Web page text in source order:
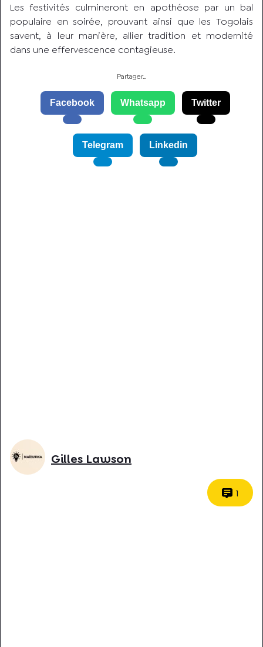
Les festivités culmineront en apothéose par un bal
populaire en soirée, prouvant ainsi que les Togolais
savent, à leur manière, allier tradition et modernité
dans une effervescence contagieuse.
Partager…
Facebook Whatsapp Twitter
Telegram Linkedin
Gilles Lawson
1